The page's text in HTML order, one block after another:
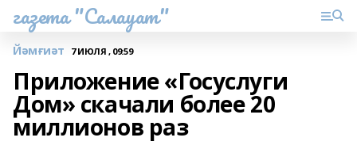
газета "Салауат"
Йәмғиәт 7 ИЮЛЯ , 09:59
Приложение «Госуслуги
Дом» скачали более 20
миллионов раз